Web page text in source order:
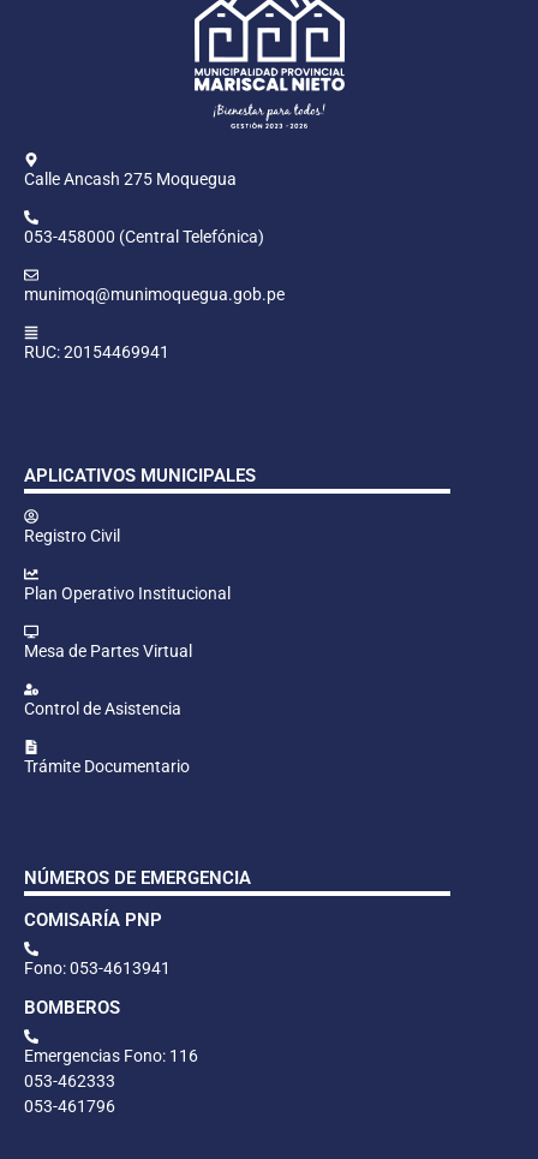
Calle Ancash 275 Moquegua
053-458000 (Central Telefónica)
munimoq@munimoquegua.gob.pe
RUC: 20154469941
APLICATIVOS MUNICIPALES
Registro Civil
Plan Operativo Institucional
Mesa de Partes Virtual
Control de Asistencia
Trámite Documentario
NÚMEROS DE EMERGENCIA
COMISARÍA PNP
Fono: 053-4613941
BOMBEROS
Emergencias Fono: 116
053-462333
053-461796